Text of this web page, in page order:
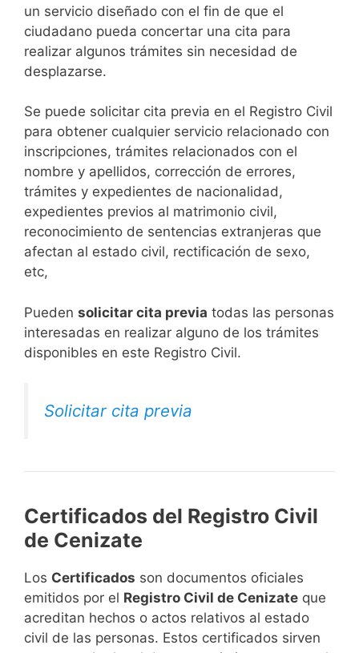
un servicio diseñado con el fin de que el
ciudadano pueda concertar una cita para
realizar algunos trámites sin necesidad de
desplazarse.​
Se puede solicitar cita previa en el Registro Civil
para obtener cualquier servicio relacionado con
inscripciones, trámites relacionados con el
nombre y apellidos, corrección de errores,
trámites y expedientes de nacionalidad,
expedientes previos al matrimonio civil,
reconocimiento de sentencias extranjeras que
afectan al estado civil, rectificación de sexo,
etc,
​Pueden solicitar cita previa todas las personas
interesadas en realizar alguno de los trámites
disponibles en este Registro Civil.​
Solicitar cita previa
Certificados del Registro Civil
de Cenizate
Los Certificados son documentos oficiales
emitidos por el Registro Civil de Cenizate que
acreditan hechos o actos relativos al estado
civil de las personas. Estos certificados sirven